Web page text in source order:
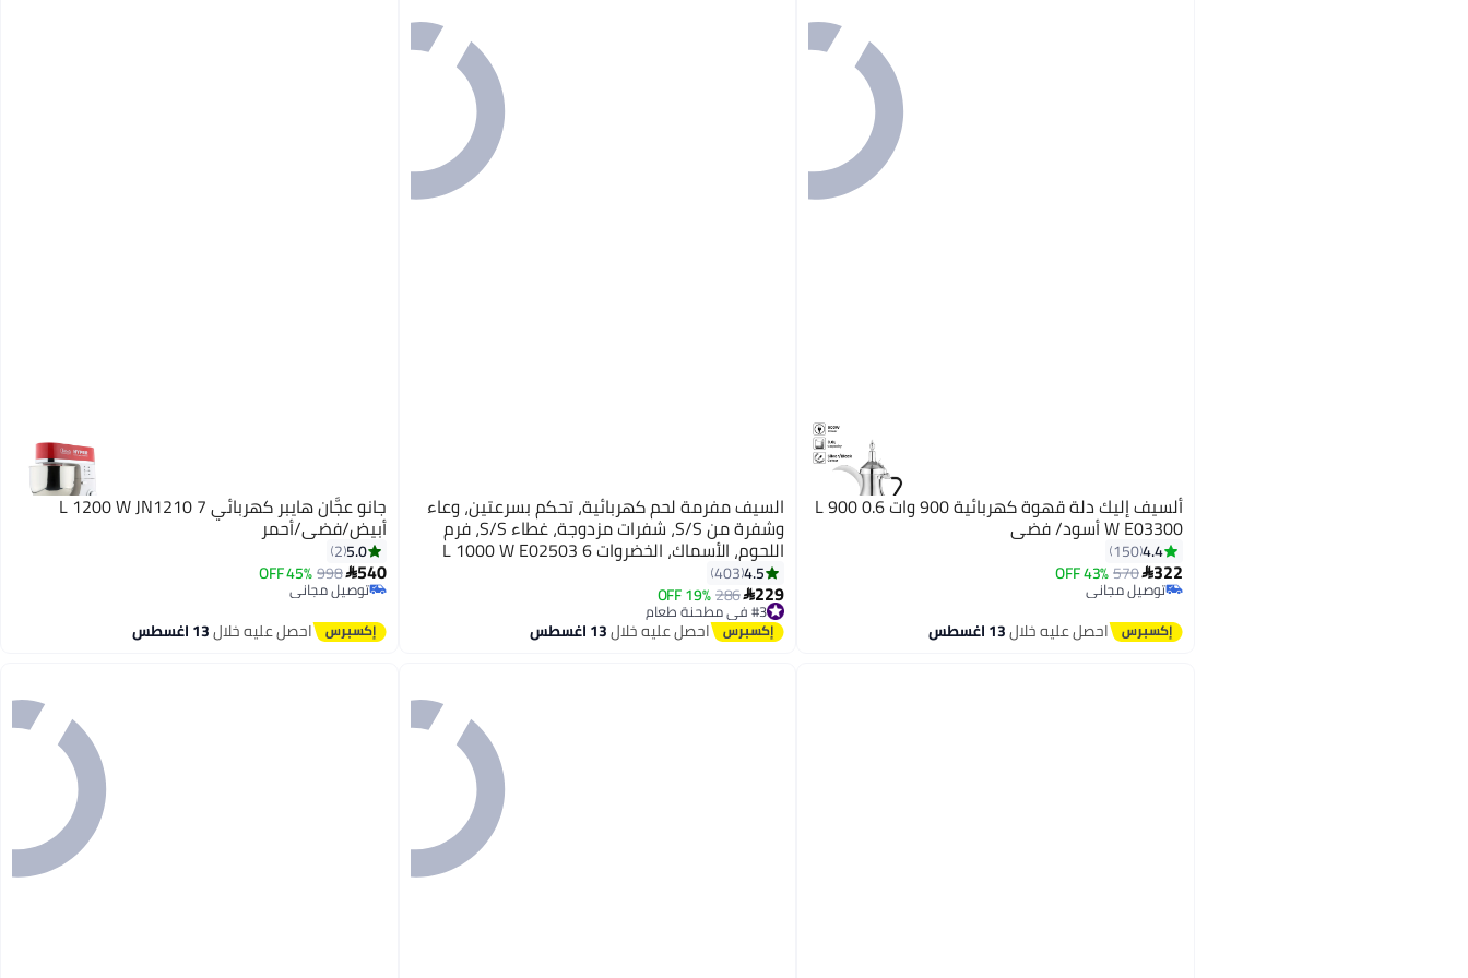
ألسيف إليك دلة قهوة كهربائية 900 وات 0.6 L 900
W E03300 أسود/ فضي
4.4
150
322
570
43% OFF
توصيل مجاني
باقي 1 وحدات في المخزون
احصل عليه خلال13 اغسطس
السيف مفرمة لحم كهربائية، تحكم بسرعتين، وعاء
وشفرة من S/S، شفرات مزدوجة، غطاء S/S، فرم
اللحوم، الأسماك، الخضروات 6 L 1000 W E02503
4.5
403
229
286
19% OFF #3 في مطحنة طعام
توصيل مجاني
#3 في مطحنة طعام احصل عليه خلال13 اغسطس
جانو عجَّان هايبر كهربائي 7 L 1200 W JN1210
أبيض/فضي/أحمر
5.0
2
540
998
45% OFF
توصيل مجاني
احصل عليه خلال13 اغسطس